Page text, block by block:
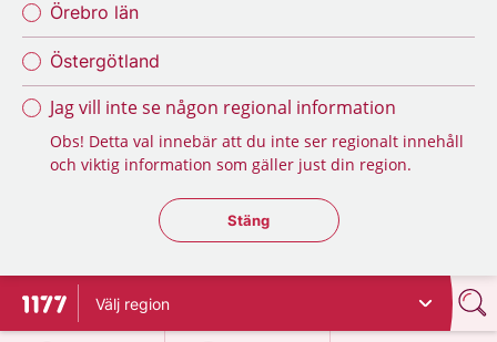
Örebro län
Östergötland
Jag vill inte se någon regional information
Obs! Detta val innebär att du inte ser regionalt innehåll
och viktig information som gäller just din region.
Stäng regionsväljaren
Stäng
Till startsidan för 1177
Välj region
på 1177.se
på 1177.se